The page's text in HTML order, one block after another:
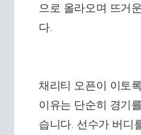
으로 올라오며 뜨거
다.
채리티 오픈이 이토
이유는 단순히 경기
습니다. 선수가 버디